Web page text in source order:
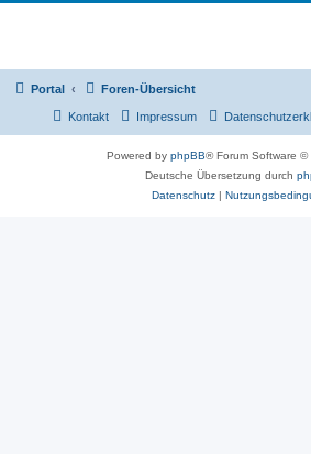
Portal Foren-Übersicht
Impressum
Kontakt
Powered by phpBB® Forum Software ©
Deutsche Übersetzung durch
Datenschutz|